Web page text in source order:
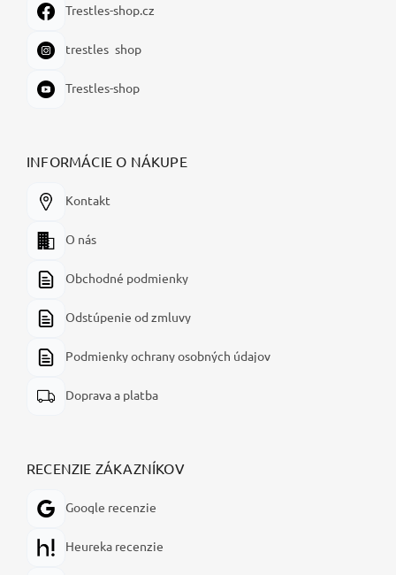
Trestles-shop.cz
trestles_shop
Trestles-shop
INFORMÁCIE O NÁKUPE
Kontakt
O nás
Obchodné podmienky
Odstúpenie od zmluvy
Podmienky ochrany osobných údajov
Doprava a platba
RECENZIE ZÁKAZNÍKOV
Google recenzie
Heureka recenzie